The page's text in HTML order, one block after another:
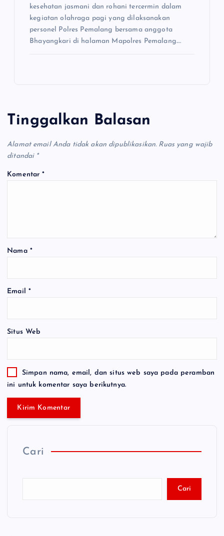
kesehatan jasmani dan rohani tercermin dalam
kegiatan olahraga pagi yang dilaksanakan
personel Polres Pemalang bersama anggota
Bhayangkari di halaman Mapolres Pemalang.…
Tinggalkan Balasan
Alamat email Anda tidak akan dipublikasikan. Ruas yang wajib
ditandai *
Komentar*
Nama *
Email *
Situs Web
Simpan nama, email, dan situs web saya pada peramban
ini untuk komentar saya berikutnya.
Cari
Cari